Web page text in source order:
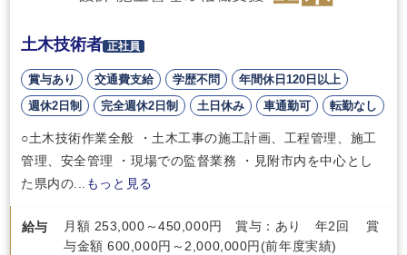
土木技術者 正社員
賞与あり 交通費支給 学歴不問
年間休日120日以上
週休2日制
完全週休2日制 土日休み 車通勤可 転勤なし
○土木技術作業全般 ・土木工事の施工計画、工程管理、施工
管理、安全管理 ・現場での監督業務 ・見附市内を中心とし
た県内の...
もっと見る
給与
月額 253,000～450,000円 賞与：あり 年2回 賞
与金額 600,000円～2,000,000円(前年度実績)